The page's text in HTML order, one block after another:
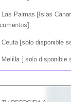
Las Palmas [Islas
Ceuta [solo disponible
Melilla [ solo disponible